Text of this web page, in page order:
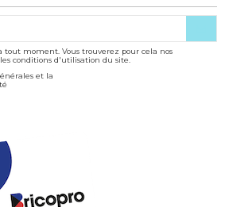
tout moment. Vous trouverez pour cela nos
conditions d'utilisation du site.
et la